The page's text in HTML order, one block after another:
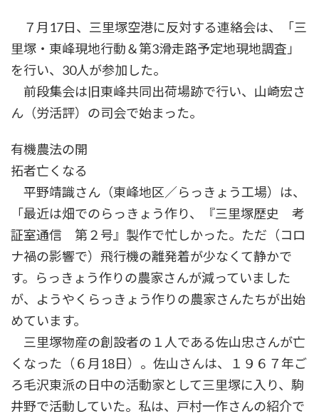
:
７月17日、三里塚空港に反対する連絡会は、「三
里塚・東峰現地行動＆第3滑走路予定地現地調査」
を行い、30人が参加した。
前段集会は旧東峰共同出荷場跡で行い、山崎宏さ
ん（労活評）の司会で始まった。
有機農法の開
拓者亡くなる
平野靖識さん（東峰地区／らっきょう工場）は、
「最近は畑でのらっきょう作り、『三里塚歴史 考
証室通信 第２号』製作で忙しかった。ただ（コロ
ナ禍の影響で）飛行機の離発着が少なくて静かで
す。らっきょう作りの農家さんが減っていました
が、ようやくらっきょう作りの農家さんたちが出始
めています。
三里塚物産の創設者の１人である佐山忠さんが亡
くなった（６月18日）。佐山さんは、１９６７年ご
ろ毛沢東派の日中の活動家として三里塚に入り、駒
井野で活動していた。私は、戸村一作さんの紹介で